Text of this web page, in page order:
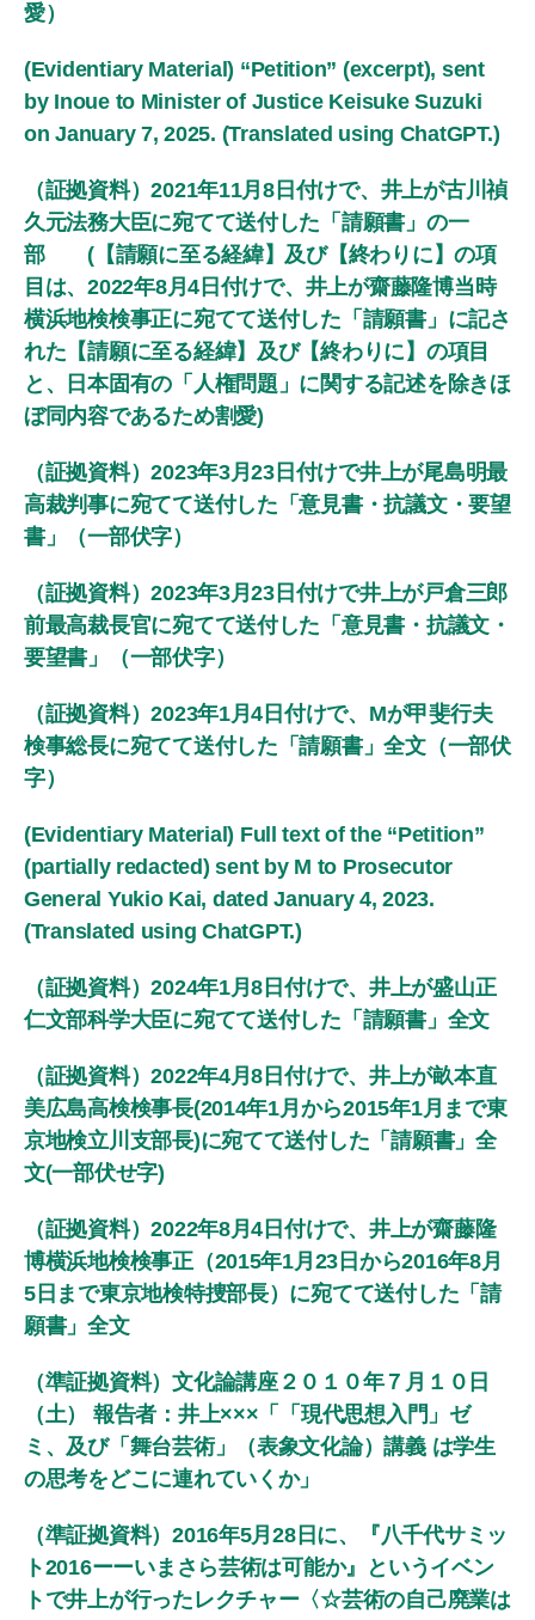
愛）
(Evidentiary Material) “Petition” (excerpt), sent
by Inoue to Minister of Justice Keisuke Suzuki
on January 7, 2025. (Translated using ChatGPT.)
（証拠資料）2021年11月8日付けで、井上が古川禎
久元法務大臣に宛てて送付した「請願書」の一
部 (【請願に至る経緯】及び【終わりに】の項
目は、2022年8月4日付けで、井上が齋藤隆博当時
横浜地検検事正に宛てて送付した「請願書」に記さ
れた【請願に至る経緯】及び【終わりに】の項目
と、日本固有の「人権問題」に関する記述を除きほ
ぼ同内容であるため割愛)
（証拠資料）2023年3月23日付けで井上が尾島明最
高裁判事に宛てて送付した「意見書・抗議文・要望
書」（一部伏字）
（証拠資料）2023年3月23日付けで井上が戸倉三郎
前最高裁長官に宛てて送付した「意見書・抗議文・
要望書」（一部伏字）
（証拠資料）2023年1月4日付けで、Mが甲斐行夫
検事総長に宛てて送付した「請願書」全文（一部伏
字）
(Evidentiary Material) Full text of the “Petition”
(partially redacted) sent by M to Prosecutor
General Yukio Kai, dated January 4, 2023.
(Translated using ChatGPT.)
（証拠資料）2024年1月8日付けで、井上が盛山正
仁文部科学大臣に宛てて送付した「請願書」全文
（証拠資料）2022年4月8日付けで、井上が畝本直
美広島高検検事長(2014年1月から2015年1月まで東
京地検立川支部長)に宛てて送付した「請願書」全
文(一部伏せ字)
（証拠資料）2022年8月4日付けで、井上が齋藤隆
博横浜地検検事正（2015年1月23日から2016年8月
5日まで東京地検特捜部長）に宛てて送付した「請
願書」全文
（準証拠資料）文化論講座２０１０年７月１０日
（土） 報告者：井上×××「「現代思想入門」ゼ
ミ、及び「舞台芸術」（表象文化論）講義 は学生
の思考をどこに連れていくか」
（準証拠資料）2016年5月28日に、『八千代サミッ
ト2016ーーいまさら芸術は可能か』というイベン
トで井上が行ったレクチャー〈☆芸術の自己廃業は